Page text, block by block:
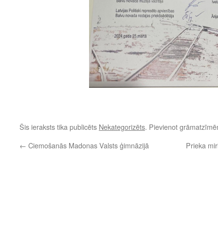
Šis ieraksts tika publicēts Nekategorizēts. Pievienot
← Ciemošanās Madonas Valsts ģimnāzijā Prieka